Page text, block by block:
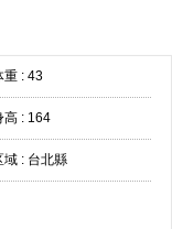
重 : 43
高 : 164
域 : 台北縣